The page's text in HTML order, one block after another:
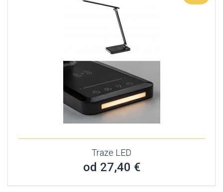
Traze LED
od 27,40 €